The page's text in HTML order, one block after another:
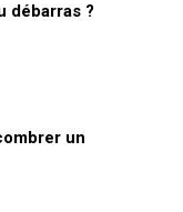
débarras ?
un